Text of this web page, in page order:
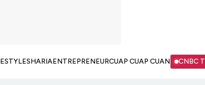
SHARIAENTREPRENEURCUAP CUAP CUAN CNBC